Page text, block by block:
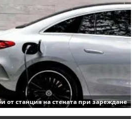
от станция на стената при зареждане